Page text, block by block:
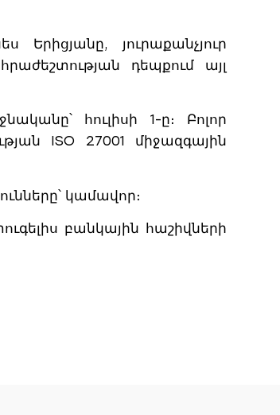
յուրաքանչյուր
դեպքում այլ
հուլիսի 1-ը։ Բոլոր
ISO 27001 միջազգային
կամավոր։
բանկային հաշիվների